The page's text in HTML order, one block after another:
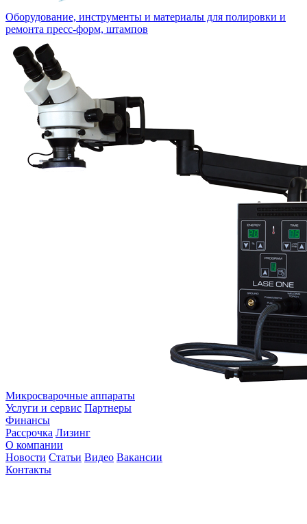
Оборудование, инструменты и материалы для полировки и
ремонта пресс-форм, штампов
Микросварочные аппараты
Услуги и сервис Партнеры
Финансы
Рассрочка Лизинг
О компании
Новости Статьи Видео Вакансии
Контакты